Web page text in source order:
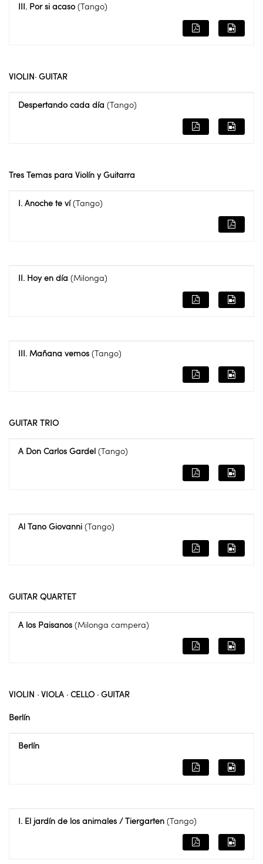
III. Por si acaso (Tango)
VIOLIN· GUITAR
Despertando cada día (Tango)
Tres Temas para Violín y Guitarra
I. Anoche te ví(Tango)
II. Hoy en día (Milonga)
III. Mañana vemos (Tango)
GUITAR TRIO
A Don Carlos Gardel (Tango)
Al Tano Giovanni (Tango)
GUITAR QUARTET
A los Paisanos (Milonga campera)
VIOLIN · VIOLA · CELLO · GUITAR
Berlín
Berlín
I. El jardín de los animales / Tiergarten (Tango)